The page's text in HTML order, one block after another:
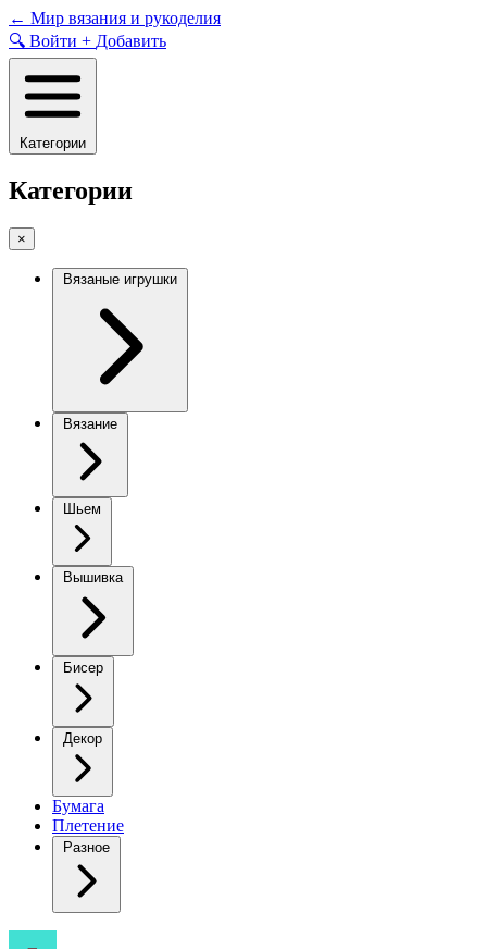
Skip
to
content
← Мир вязания и рукоделия
🔍 Войти + Добавить
Категории
Категории
×
Вязаные игрушки
Вязание
Шьем
Вышивка
Бисер
Декор
Бумага
Плетение
Разное